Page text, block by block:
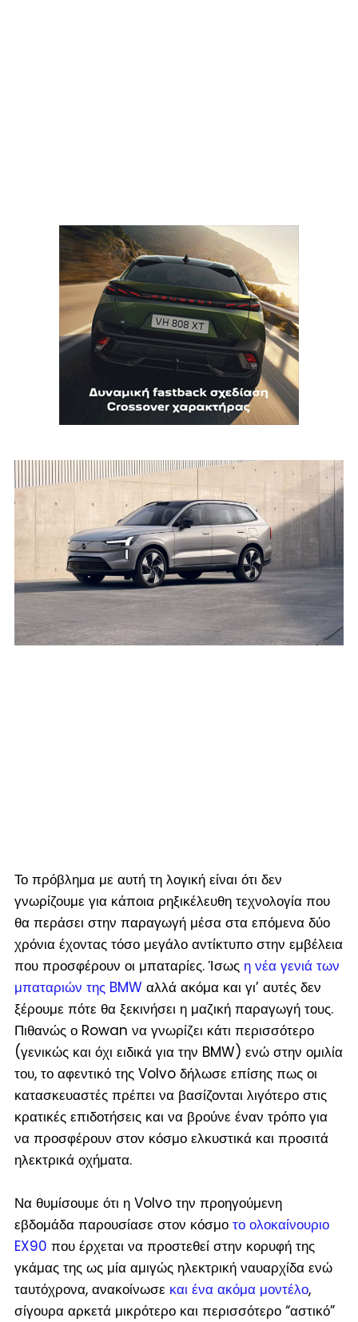
Το πρόβλημα με αυτή τη λογική είναι ότι δεν
γνωρίζουμε για κάποια ρηξικέλευθη τεχνολογία που
θα περάσει στην παραγωγή μέσα στα επόμενα δύο
χρόνια έχοντας τόσο μεγάλο αντίκτυπο στην εμβέλεια
που προσφέρουν οι μπαταρίες. Ίσως η νέα γενιά των
μπαταριών της BMW αλλά ακόμα και γι’ αυτές δεν
ξέρουμε πότε θα ξεκινήσει η μαζική παραγωγή τους.
Πιθανώς ο Rowan να γνωρίζει κάτι περισσότερο
(γενικώς και όχι ειδικά για την BMW) ενώ στην ομιλία
του, το αφεντικό της Volvo δήλωσε επίσης πως οι
κατασκευαστές πρέπει να βασίζονται λιγότερο στις
κρατικές επιδοτήσεις και να βρούνε έναν τρόπο για
να προσφέρουν στον κόσμο ελκυστικά και προσιτά
ηλεκτρικά οχήματα.
Να θυμίσουμε ότι η Volvo την προηγούμενη
εβδομάδα παρουσίασε στον κόσμο το ολοκαίνουριο
EX90 που έρχεται να προστεθεί στην κορυφή της
γκάμας της ως μία αμιγώς ηλεκτρική ναυαρχίδα ενώ
ταυτόχρονα, ανακοίνωσε και ένα ακόμα μοντέλο,
σίγουρα αρκετά μικρότερο και περισσότερο “αστικό”